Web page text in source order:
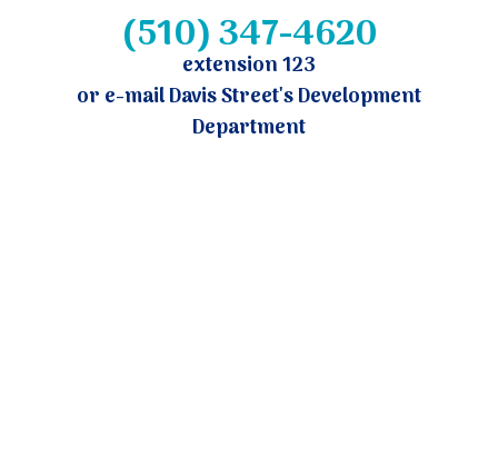
(510) 347-4620
extension 123
or e-mail Davis Street's Development
Department